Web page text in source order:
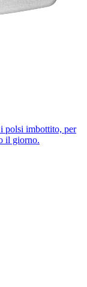
polsi imbottito, per
il giorno.